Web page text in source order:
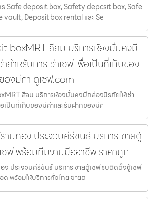
ร Safe deposit box, Safety deposit box, Safe
vault, Deposit box rental และ Se
boxMRT สีลม บริการห้องมั่นคงมี
สำหรับการเช่าเซฟ เพื่อเป็นที่เก็บของ
องมีค่า ตู้เซฟ.com
สีลม บริการห้องมั่นคงมีกล่องนิรภัยให้เช่า
อเป็นที่เก็บของมีค่าและรับฝากของมีค่
านทอง ประจวบคีรีขันธ์ บริการ ขายตู้
ซฟ พร้อมทีมงานมืออาชีพ ราคาถูก
ง ประจวบคีรีขันธ์ บริการ ขายตู้เซฟ รับติดตั้งตู้เซฟ
พร้อมให้บริการทั่วไทย ขายต